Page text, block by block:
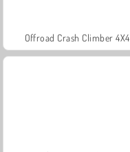
Offroad Crash Climber 4X4